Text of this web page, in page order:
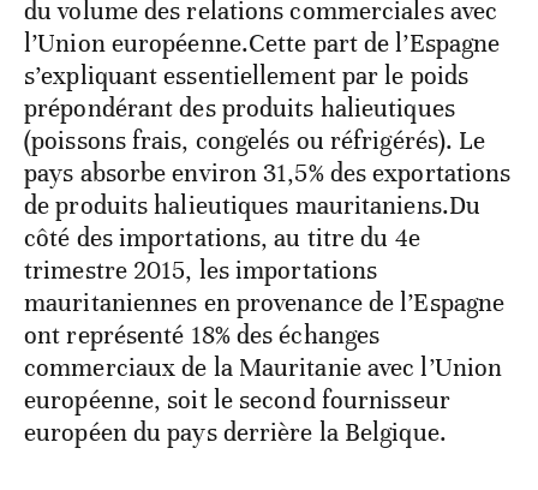
du volume des relations commerciales avec
l’Union européenne.Cette part de l’Espagne
s’expliquant essentiellement par le poids
prépondérant des produits halieutiques
(poissons frais, congelés ou réfrigérés). Le
pays absorbe environ 31,5% des exportations
de produits halieutiques mauritaniens.Du
côté des importations, au titre du 4e
trimestre 2015, les importations
mauritaniennes en provenance de l’Espagne
ont représenté 18% des échanges
commerciaux de la Mauritanie avec l’Union
européenne, soit le second fournisseur
européen du pays derrière la Belgique.